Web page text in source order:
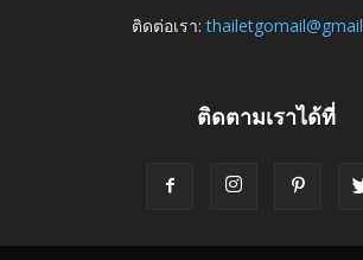
ติดต่อเรา:
ติดตามเราได้ที่